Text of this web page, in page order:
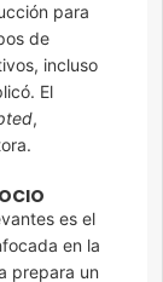
para
de
incluso
El
,
es el
en la
prepara un